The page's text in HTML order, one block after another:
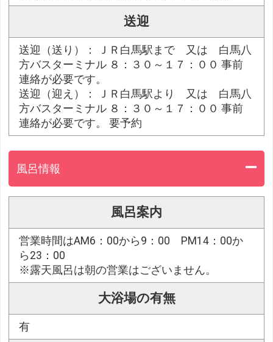
送迎
送迎（送り）： ＪＲ白馬駅まで 又は 白馬八
方バスターミナル ８：３０～１７：００ 事前
連絡が必要です。
送迎（迎え）： ＪＲ白馬駅より 又は 白馬八
方バスターミナル ８：３０～１７：００ 事前
連絡が必要です。 要予約
風呂情報
風呂案内
営業時間はAM6：00から9：00 PM14：00か
ら23：00
※露天風呂は朝の営業はございません。
大浴場の有無
有